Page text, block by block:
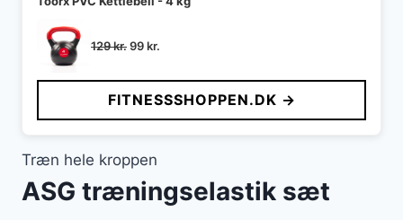
129kr.Den
pris
var:
129 kr..
99kr.
pris
er:
99 kr..
FITNESSSHOPPEN.DK →
Træn hele kroppen
ASG træningselastik sæt